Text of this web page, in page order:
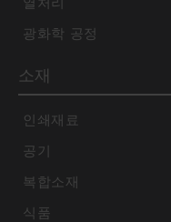
광화학 공정
소재
인쇄재료
공기
복합소재
식품